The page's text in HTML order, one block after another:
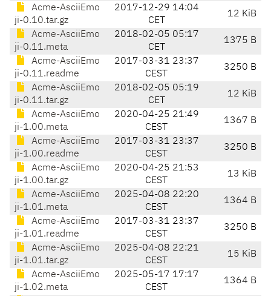
Acme-AsciiEmo
ji-0.10.tar.gz
2017-12-29 14:04
CET
12 KiB
Acme-AsciiEmo
ji-0.11.meta
2018-02-05 05:17
CET
1375 B
Acme-AsciiEmo
ji-0.11.readme
2017-03-31 23:37
CEST
3250 B
Acme-AsciiEmo
ji-0.11.tar.gz
2018-02-05 05:19
CET
12 KiB
Acme-AsciiEmo
ji-1.00.meta
2020-04-25 21:49
CEST
1367 B
Acme-AsciiEmo
ji-1.00.readme
2017-03-31 23:37
CEST
3250 B
Acme-AsciiEmo
ji-1.00.tar.gz
2020-04-25 21:53
CEST
13 KiB
Acme-AsciiEmo
ji-1.01.meta
2025-04-08 22:20
CEST
1364 B
Acme-AsciiEmo
ji-1.01.readme
2017-03-31 23:37
CEST
3250 B
Acme-AsciiEmo
ji-1.01.tar.gz
2025-04-08 22:21
CEST
15 KiB
Acme-AsciiEmo
ji-1.02.meta
2025-05-17 17:17
CEST
1364 B